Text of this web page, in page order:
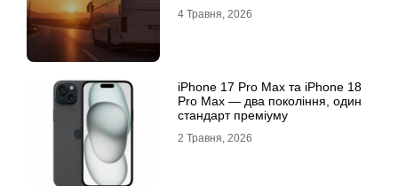
4 Травня, 2026
iРhone 17 Рro Мax та iРhone 18
Рro Мax — два покоління, один
стандарт преміуму
2 Травня, 2026